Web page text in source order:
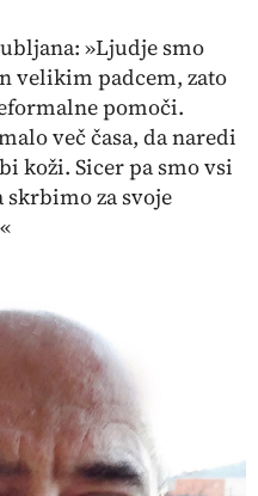
: »Ljudje smo
velikim padcem, zato
pomoči.
več časa, da naredi
koži. Sicer pa smo vsi
za svoje